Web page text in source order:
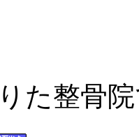
た整骨